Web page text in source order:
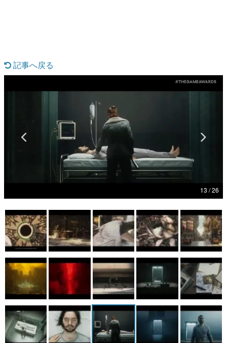
なんでゲームは面白い？
ゲームが変えた日本語
「経験値」「裏技」「ラスボス」… ゲームにまつわる言葉
の起源や用法の変遷を、コンピューター文化史研究家・タ
イニーP氏が徹底調査。
カテゴリ
マンガ
女性向け
アプリレビュー
その他
電ファミニコゲーマーとは？
運営：株式会社マレ
記事へ戻る
13 / 26